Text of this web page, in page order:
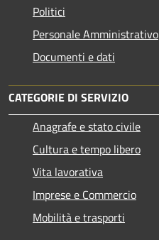
Politici
Personale Amministrativo
Documenti e dati
CATEGORIE DI SERVIZIO
Anagrafe e stato civile
Cultura e tempo libero
Vita lavorativa
Imprese e Commercio
Mobilità e trasporti